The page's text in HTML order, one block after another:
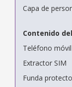
Capa de
Contenido
Teléfono móvil
Extractor SIM
Funda